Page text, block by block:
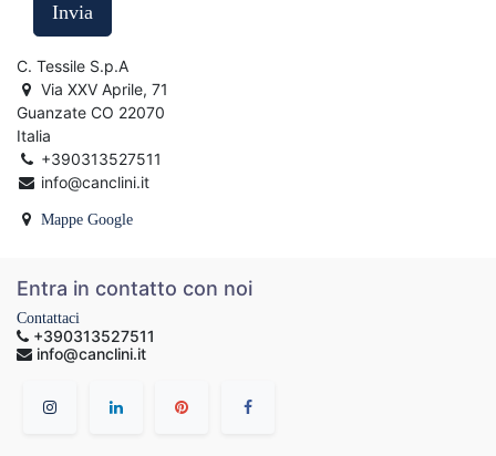
Invia
C. Tessile S.p.A
Via XXV Aprile, 71
Guanzate CO 22070
Italia
+390313527511
info@canclini.it
Mappe Google
Entra in contatto con noi
Contattaci
+390313527511
info@canclini.it